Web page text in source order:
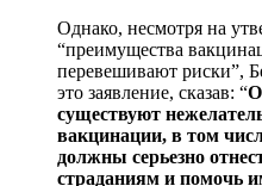
Однако, несмотря на
“преимущества
перевешивают риски”,
это заявление, сказав: “
существуют
вакцинации, в том
должны серьезно
страданиям и помочь